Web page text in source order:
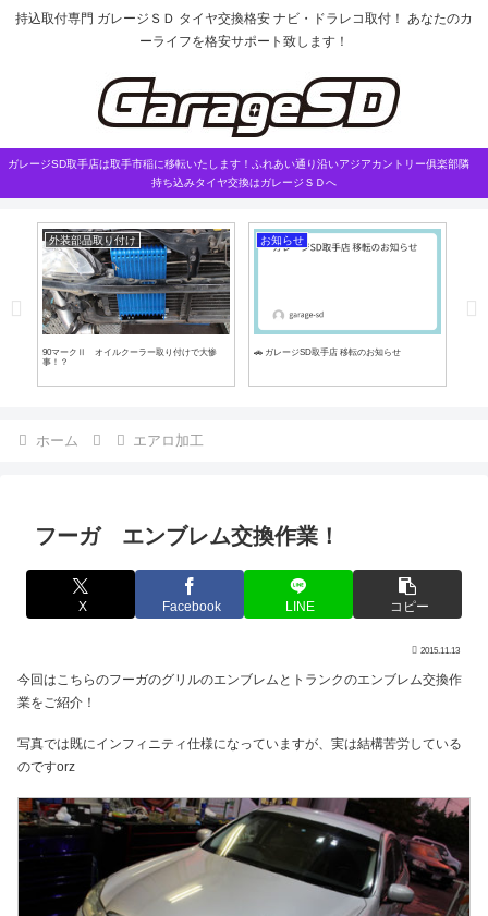
持込取付専門 ガレージＳＤ タイヤ交換格安 ナビ・ドラレコ取付！ あなたのカ
ーライフを格安サポート致します！
ガレージSD取手店は取手市稲に移転いたします！ふれあい通り沿いアジアカントリー俱楽部隣
持ち込みタイヤ交換はガレージＳＤへ
外装部品取り付け
90マークⅡ オイルクーラー取り付けで大惨
事！？
お知らせ
🚗 ガレージSD取手店 移転のお知らせ
ホーム エアロ加工
フーガ エンブレム交換作業！
X Facebook LINE コピー
2015.11.13
今回はこちらのフーガのグリルのエンブレムとトランクのエンブレム交換作
業をご紹介！
写真では既にインフィニティ仕様になっていますが、実は結構苦労している
のですorz